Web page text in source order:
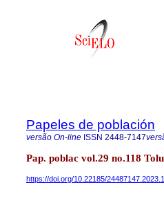
Papeles de población
versão On-line ISSN 2448-7147
Pap. poblac vol.29 no.118
https://doi.org/10.22185/